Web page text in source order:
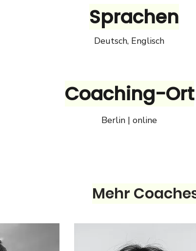
Sprachen
Deutsch, Englisch
Coaching-Ort
Berlin | online
Mehr